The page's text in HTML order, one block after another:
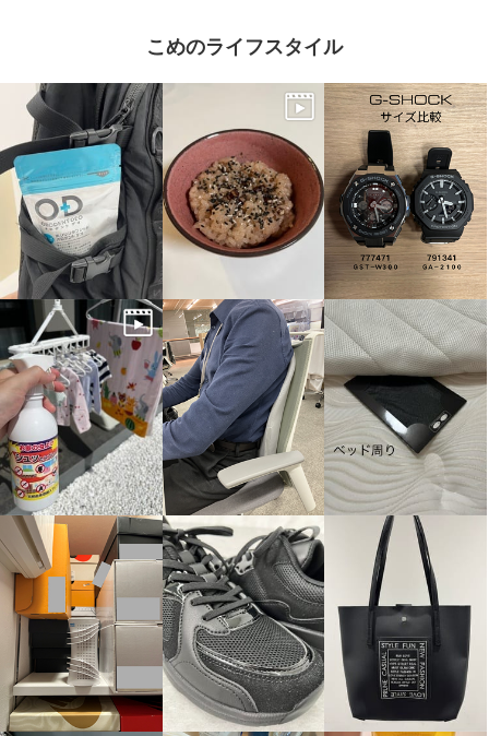
こめのライフスタイル